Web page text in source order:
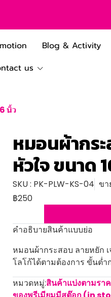
Blog & Activity
us
นิ้ว
หมอนผ้ากระ
หัวใจ ขนาด
SKU : PK-PLW-KS-04 ขา
฿250
คำอธิบายสินค้าแบบย่อ
หมอนผ้ากระสอบ ลายหยัก
โลโก้ได้ตามต้องการ ขั้นต่
หมวดหมู่:สินค้าแบ่งตามรา